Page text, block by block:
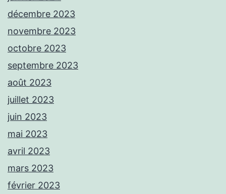
décembre 2023
novembre 2023
octobre 2023
septembre 2023
août 2023
juillet 2023
juin 2023
mai 2023
avril 2023
mars 2023
février 2023